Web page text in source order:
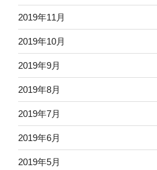
2019年11月
2019年10月
2019年9月
2019年8月
2019年7月
2019年6月
2019年5月